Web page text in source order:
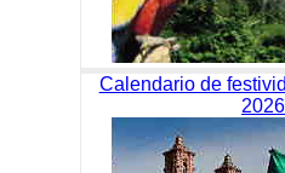
Calendario de
2026